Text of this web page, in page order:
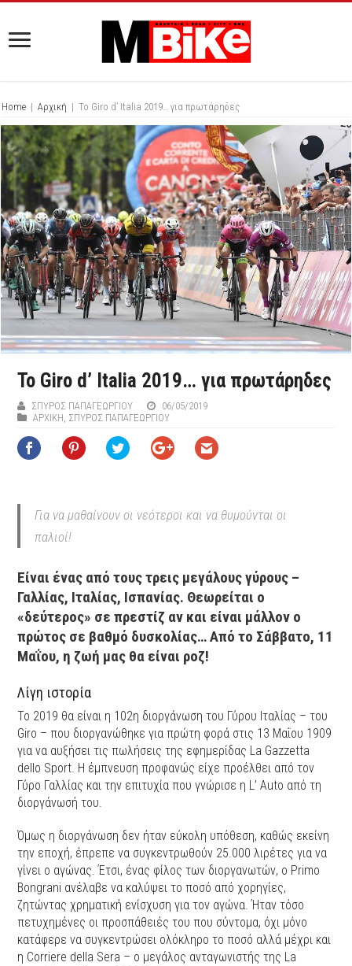
Home | Αρχική | Το Giro d’ Italia 2019… για πρωτάρηδες
Το Giro d’ Italia 2019… για πρωτάρηδες
ΣΠΎΡΟΣ ΠΑΠΑΓΕΩΡΓΊΟΥ
06/05/2019
ΑΡΧΙΚΉ, ΣΠΎΡΟΣ ΠΑΠΑΓΕΩΡΓΊΟΥ
Για να μαθαίνουν οι νεότεροι και να θυμούνται οι
παλιοί!
Είναι ένας από τους τρεις μεγάλους γύρους –
Γαλλίας, Ιταλίας, Ισπανίας. Θεωρείται ο
«δεύτερος» σε πρεστίζ αν και είναι μάλλον ο
πρώτος σε βαθμό δυσκολίας… Από το Σάββατο, 11
Μαΐου, η ζωή μας θα είναι ροζ!
Λίγη ιστορία
To 2019 θα είναι η 102η διοργάνωση του Γύρου Ιταλίας – του
Giro – που διοργανώθηκε για πρώτη φορά στις 13 Μαΐου 1909
για να αυξήσει τις πωλήσεις της εφημερίδας La Gazzetta
dello Sport. Η έμπνευση προφανώς είχε προέλθει από τον
Γύρο Γαλλίας και την επιτυχία που γνώρισε η L’ Auto από τη
διοργάνωσή του.
Όμως η διοργάνωση δεν ήταν εύκολη υπόθεση, καθώς εκείνη
την εποχή, έπρεπε να συγκεντρωθούν 25.000 λιρέτες για να
γίνει ο αγώνας. Έτσι, ένας φίλος των διοργανωτών, ο Primo
Bongrani ανέλαβε να καλύψει το ποσό από χορηγίες,
ζητώντας χρηματική ενίσχυση για τον αγώνα. Ήταν τόσο
πετυχημένες οι προσπάθειές του που σύντομα, όχι μόνο
κατάφερε να συγκεντρώσει ολόκληρο το ποσό αλλά μέχρι και
η Corriere della Sera – ο μεγάλος ανταγωνιστής της La